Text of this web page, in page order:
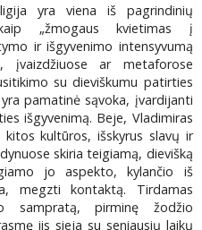
yra viena iš pagrindinių
„žmogaus kvietimas į
ir išgyvenimo intensyvumą
įvaizdžiuose ar metaforose
su dieviškumu patirties
pamatinė sąvoka, įvardijanti
išgyvenimą. Beje, Vladimiras
kultūros, išskyrus slavų ir
skiria teigiamą, dievišką
jo aspekto, kylančio iš
megzti kontaktą. Tirdamas
sampratą, pirminę žodžio
jis sieja su seniausių laikų